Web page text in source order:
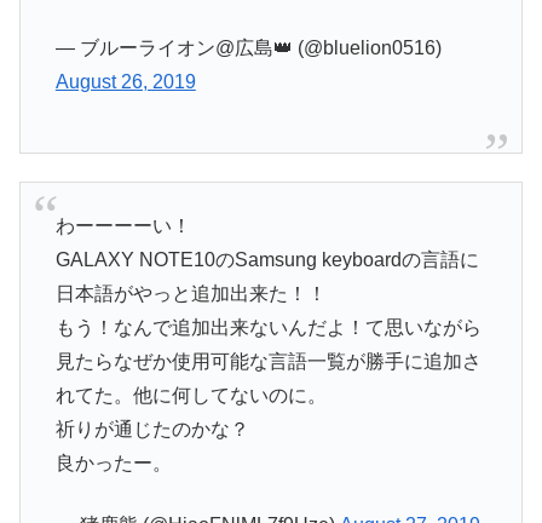
— ブルーライオン@広島👑 (@bluelion0516)
August 26, 2019
わーーーーい！
GALAXY NOTE10のSamsung keyboardの言語に
日本語がやっと追加出来た！！
もう！なんで追加出来ないんだよ！て思いながら
見たらなぜか使用可能な言語一覧が勝手に追加さ
れてた。他に何してないのに。
祈りが通じたのかな？
良かったー。